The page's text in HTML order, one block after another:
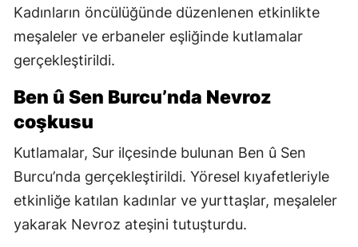
Kadınların öncülüğünde düzenlenen etkinlikte
meşaleler ve erbaneler eşliğinde kutlamalar
gerçekleştirildi.
Ben û Sen Burcu’nda Nevroz
coşkusu
Kutlamalar, Sur ilçesinde bulunan Ben û Sen
Burcu’nda gerçekleştirildi. Yöresel kıyafetleriyle
etkinliğe katılan kadınlar ve yurttaşlar, meşaleler
yakarak Nevroz ateşini tutuşturdu.